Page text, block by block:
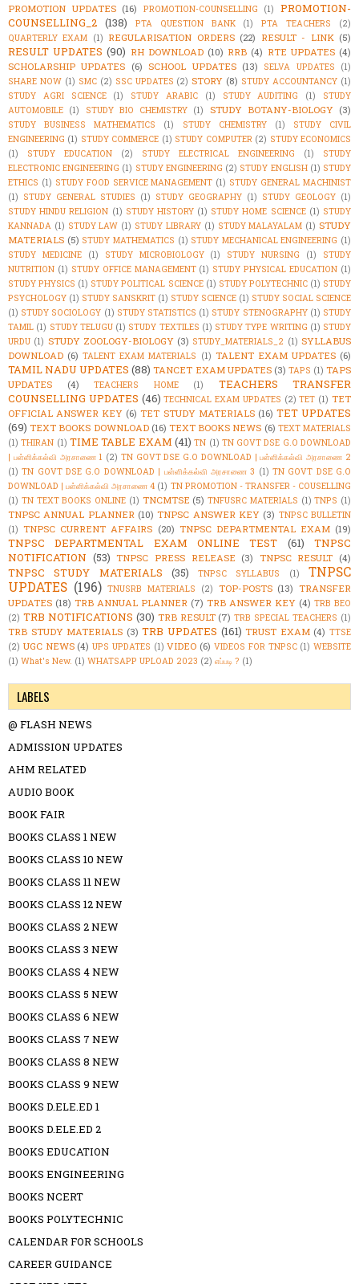
PROMOTION UPDATES (16) PROMOTION-COUNSELLING (1)
PROMOTION-
COUNSELLING_2 (138) PTA QUESTION BANK (1) PTA TEACHERS
(2)
QUARTERLY EXAM (1) REGULARISATION ORDERS (22) RESULT - LINK (5)
RESULT UPDATES (90) RH DOWNLOAD (10) RRB (4) RTE UPDATES (4)
SCHOLARSHIP UPDATES (6) SCHOOL UPDATES (13) SELVA UPDATES
(1)
SHARE NOW (1) SMC (2) SSC UPDATES (2) STORY (8) STUDY ACCOUNTANCY (1)
STUDY AGRI SCIENCE
(1) STUDY ARABIC (1) STUDY AUDITING (1)
STUDY
AUTOMOBILE (1) STUDY BIO CHEMISTRY (1) STUDY BOTANY-BIOLOGY (3)
STUDY BUSINESS MATHEMATICS (1) STUDY CHEMISTRY (1)
STUDY CIVIL
ENGINEERING (1) STUDY COMMERCE (1) STUDY COMPUTER (2) STUDY ECONOMICS
(1)
STUDY EDUCATION (2) STUDY ELECTRICAL ENGINEERING (1)
STUDY
ELECTRONIC ENGINEERING (1) STUDY ENGINEERING (2) STUDY ENGLISH (1) STUDY
ETHICS (1) STUDY FOOD SERVICE MANAGEMENT (1) STUDY GENERAL MACHINIST
(1) STUDY GENERAL STUDIES (1) STUDY GEOGRAPHY (1) STUDY GEOLOGY (1)
STUDY HINDU RELIGION (1) STUDY HISTORY (1) STUDY HOME SCIENCE (1) STUDY
KANNADA (1) STUDY LAW (1) STUDY LIBRARY (1) STUDY MALAYALAM (1) STUDY
MATERIALS (5) STUDY MATHEMATICS (1) STUDY MECHANICAL ENGINEERING (1)
STUDY MEDICINE
(1) STUDY MICROBIOLOGY (1) STUDY NURSING (1)
STUDY
NUTRITION (1) STUDY OFFICE MANAGEMENT (1) STUDY PHYSICAL EDUCATION (1)
STUDY PHYSICS (1) STUDY POLITICAL SCIENCE (1) STUDY POLYTECHNIC (1) STUDY
PSYCHOLOGY (1) STUDY SANSKRIT (1) STUDY SCIENCE (1) STUDY SOCIAL SCIENCE
(1) STUDY SOCIOLOGY (1) STUDY STATISTICS (1) STUDY STENOGRAPHY (1) STUDY
TAMIL (1) STUDY TELUGU (1) STUDY TEXTILES (1) STUDY TYPE WRITING (1) STUDY
URDU (1) STUDY ZOOLOGY-BIOLOGY (3) STUDY_MATERIALS_2 (1) SYLLABUS
DOWNLOAD (6) TALENT EXAM MATERIALS (1) TALENT EXAM UPDATES (6)
TAMIL NADU UPDATES (88) TANCET EXAM UPDATES (3) TAPS (1) TAPS
UPDATES
(4) TEACHERS HOME (1)
TEACHERS TRANSFER
COUNSELLING UPDATES (46) TECHNICAL EXAM UPDATES (2) TET (1) TET
OFFICIAL ANSWER KEY (6) TET STUDY MATERIALS (16) TET UPDATES
(69) TEXT BOOKS DOWNLOAD (16) TEXT BOOKS NEWS (6) TEXT MATERIALS
(1) THIRAN (1) TIME TABLE EXAM (41) TN (1) TN GOVT DSE G.O DOWNLOAD
| பள்ளிக்கல்வி அரசாணை 1 (2) TN GOVT DSE G.O DOWNLOAD | பள்ளிக்கல்வி அரசாணை 2
(1) TN GOVT DSE G.O DOWNLOAD | பள்ளிக்கல்வி அரசாணை 3 (1) TN GOVT DSE G.O
DOWNLOAD | பள்ளிக்கல்வி அரசாணை 4 (1) TN PROMOTION - TRANSFER - COUSELLING
(1) TN TEXT BOOKS ONLINE (1) TNCMTSE (5) TNFUSRC MATERIALS (1) TNPS (1)
TNPSC ANNUAL PLANNER (10) TNPSC ANSWER KEY (3) TNPSC BULLETIN
(1) TNPSC CURRENT AFFAIRS (20) TNPSC DEPARTMENTAL EXAM (19)
TNPSC DEPARTMENTAL EXAM ONLINE TEST (61)
TNPSC
NOTIFICATION (53) TNPSC PRESS RELEASE (3) TNPSC RESULT (4)
TNPSC STUDY MATERIALS (35) TNPSC SYLLABUS (1)
TNPSC
UPDATES (196) TNUSRB MATERIALS (2) TOP-POSTS (13) TRANSFER
UPDATES (18) TRB ANNUAL PLANNER (7) TRB ANSWER KEY (4) TRB BEO
(2) TRB NOTIFICATIONS (30) TRB RESULT (7) TRB SPECIAL TEACHERS (1)
TRB STUDY MATERIALS (3) TRB UPDATES (161) TRUST EXAM (4) TTSE
(2) UGC NEWS (4) UPS UPDATES (1) VIDEO (6) VIDEOS FOR TNPSC (1) WEBSITE
(1) What's New. (1) WHATSAPP UPLOAD 2023 (2) எப்படி ? (1)
LABELS
@ FLASH NEWS
ADMISSION UPDATES
AHM RELATED
AUDIO BOOK
BOOK FAIR
BOOKS CLASS 1 NEW
BOOKS CLASS 10 NEW
BOOKS CLASS 11 NEW
BOOKS CLASS 12 NEW
BOOKS CLASS 2 NEW
BOOKS CLASS 3 NEW
BOOKS CLASS 4 NEW
BOOKS CLASS 5 NEW
BOOKS CLASS 6 NEW
BOOKS CLASS 7 NEW
BOOKS CLASS 8 NEW
BOOKS CLASS 9 NEW
BOOKS D.ELE.ED 1
BOOKS D.ELE.ED 2
BOOKS EDUCATION
BOOKS ENGINEERING
BOOKS NCERT
BOOKS POLYTECHNIC
CALENDAR FOR SCHOOLS
CAREER GUIDANCE